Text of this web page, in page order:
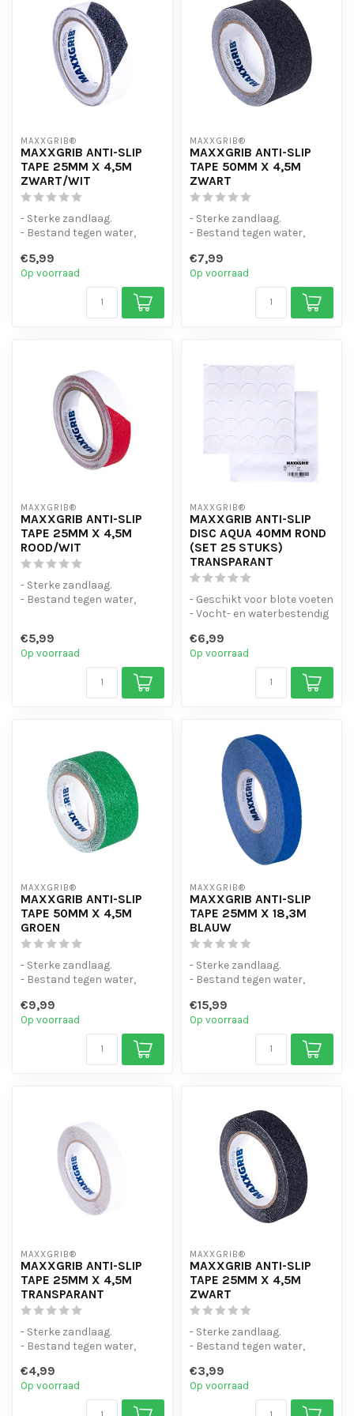
MAXXGRIB®
MAXXGRIB ANTI-SLIP
TAPE 25MM X 4,5M
ZWART/WIT
- Sterke zandlaag.
- Bestand tegen water,
- Is eenvo...
€5,99
Op voorraad
MAXXGRIB®
MAXXGRIB ANTI-SLIP
TAPE 50MM X 4,5M
ZWART
- Sterke zandlaag.
- Bestand tegen water,
- Is eenvo...
€7,99
Op voorraad
MAXXGRIB®
MAXXGRIB ANTI-SLIP
TAPE 25MM X 4,5M
ROOD/WIT
- Sterke zandlaag.
- Bestand tegen water,
€5,99
Op voorraad
MAXXGRIB®
MAXXGRIB ANTI-SLIP
DISC AQUA 40MM ROND
(SET 25 STUKS)
TRANSPARANT
- Geschikt voor blote voeten
- Vocht- en waterbestendig
€6,99
Op voorraad
MAXXGRIB®
MAXXGRIB ANTI-SLIP
TAPE 50MM X 4,5M
GROEN
- Sterke zandlaag.
- Bestand tegen water,
- Is eenvo...
€9,99
Op voorraad
MAXXGRIB®
MAXXGRIB ANTI-SLIP
TAPE 25MM X 18,3M
BLAUW
- Sterke zandlaag.
- Bestand tegen water,
- Is eenvo...
€15,99
Op voorraad
MAXXGRIB®
MAXXGRIB ANTI-SLIP
TAPE 25MM X 4,5M
TRANSPARANT
- Sterke zandlaag.
- Bestand tegen water,
- Is eenvo...
€4,99
Op voorraad
MAXXGRIB®
MAXXGRIB ANTI-SLIP
TAPE 25MM X 4,5M
ZWART
- Sterke zandlaag.
- Bestand tegen water,
- Is eenvo...
€3,99
Op voorraad